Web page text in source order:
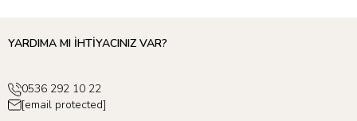
YARDIMA MI İHTİYACINIZ VAR?
0536 292 10 22
[email protected]